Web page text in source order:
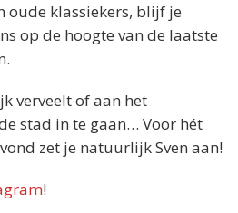
oude klassiekers, blijf je
op de hoogte van de laatste
verveelt of aan het
stad in te gaan… Voor hét
zet je natuurlijk Sven aan!
!